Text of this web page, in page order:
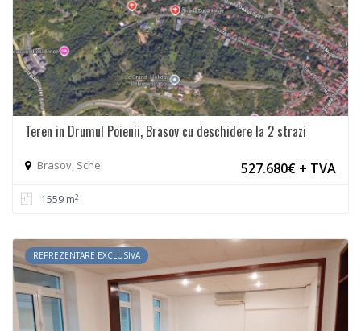
Teren in Drumul Poienii, Brasov cu deschidere la 2 strazi
Brasov, Schei 527.680€ + TVA
1559 m2
REPREZENTARE EXCLUSIVA